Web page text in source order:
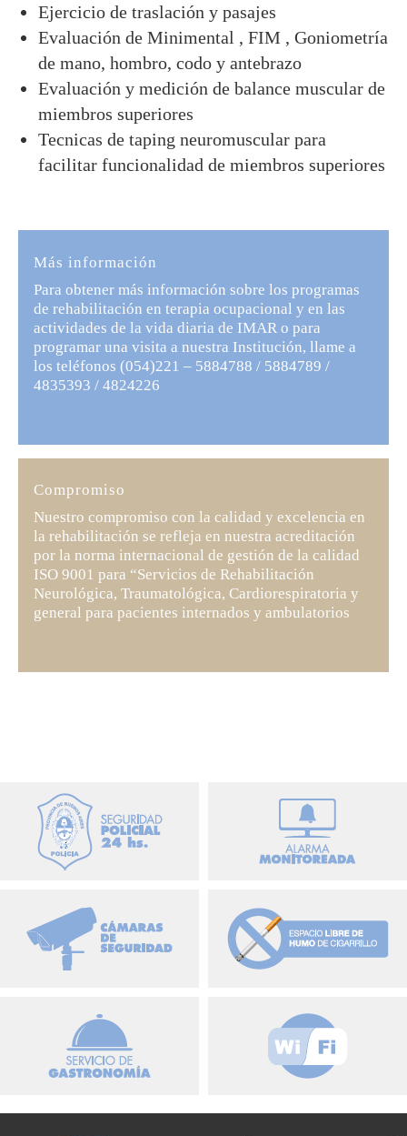
Ejercicio de traslación y pasajes
Evaluación de Minimental , FIM , Goniometría
de mano, hombro, codo y antebrazo
Evaluación y medición de balance muscular de
miembros superiores
Tecnicas de taping neuromuscular para
facilitar funcionalidad de miembros superiores
Más información
Para obtener más información sobre los programas
de rehabilitación en terapia ocupacional y en las
actividades de la vida diaria de IMAR o para
programar una visita a nuestra Institución, llame a
los teléfonos (054)221 – 5884788 / 5884789 /
4835393 / 4824226
Compromiso
Nuestro compromiso con la calidad y excelencia en
la rehabilitación se refleja en nuestra acreditación
por la norma internacional de gestión de la calidad
ISO 9001 para “Servicios de Rehabilitación
Neurológica, Traumatológica, Cardiorespiratoria y
general para pacientes internados y ambulatorios